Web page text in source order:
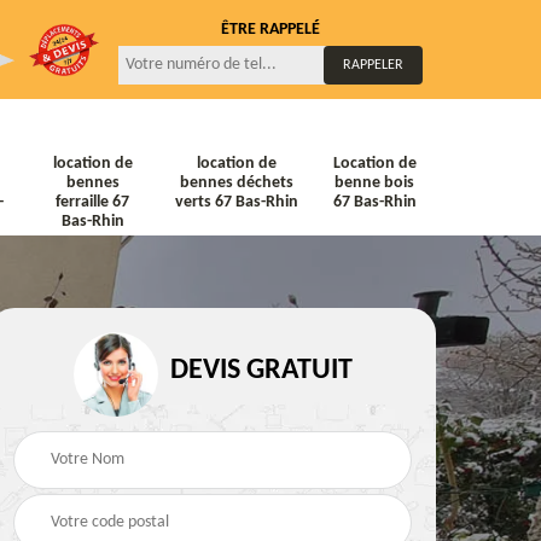
ÊTRE RAPPELÉ
location de
bennes
ferraille 67
Bas-Rhin
location de
bennes déchets
verts 67 Bas-Rhin
Location de
benne bois
67 Bas-Rhin
Location de bennes à
gravats 67 Bas-Rhin
Location de bennes
Tout venant 67 Bas-
DEVIS GRATUIT